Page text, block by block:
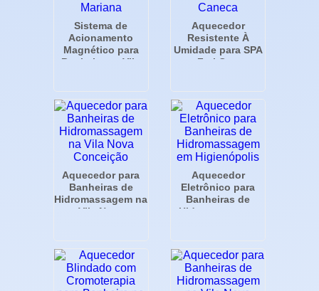
Sistema de
Acionamento
Magnético para
Banheira na Vila
Aquecedor
Resistente À
Umidade para SPA
no Frei Caneca
Aquecedor para
Banheiras de
Hidromassagem na
Vila Nova
Aquecedor
Eletrônico para
Banheiras de
Hidromassagem